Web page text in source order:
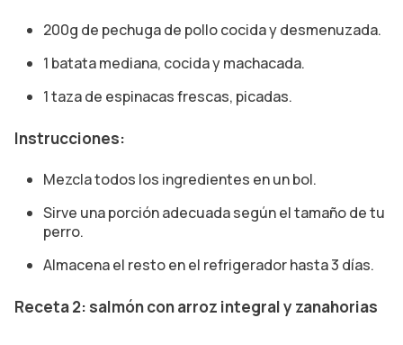
200g de pechuga de pollo cocida y desmenuzada.
1 batata mediana, cocida y machacada.
1 taza de espinacas frescas, picadas.
Instrucciones:
Mezcla todos los ingredientes en un bol.
Sirve una porción adecuada según el tamaño de tu
perro.
Almacena el resto en el refrigerador hasta 3 días.
Receta 2: salmón con arroz integral y zanahorias